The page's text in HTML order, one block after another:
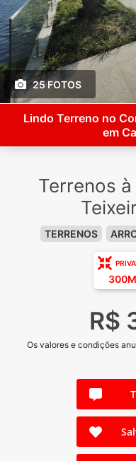
25 FOTOS
Lindo Terreno no
em
Terrenos
TERRENOS
R$
Os valores e condições